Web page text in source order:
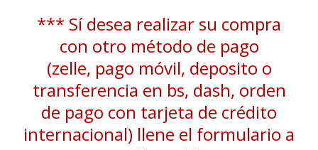
*** Sí desea realizar su compra
con otro método de pago
(zelle, pago móvil, deposito o
transferencia en bs, dash, orden
de pago con tarjeta de crédito
internacional) llene el formulario a